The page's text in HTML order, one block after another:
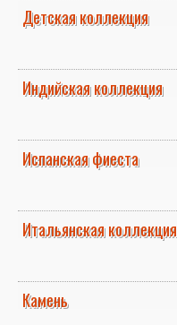
Детская коллекция
Индийская коллекция
Испанская фиеста
Итальянская коллекция
Камень